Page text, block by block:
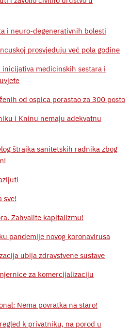
i neuro-degenerativnih bolesti
prosvjeduju već pola godine
inicijativa medicinskih sestara i
od ospica porastao za 300 posto
i Kninu nemaju adekvatnu
štrajka sanitetskih radnika zbog
sve!
Zahvalite kapitalizmu!
pandemije novog koronavirusa
ubija zdravstvene sustave
za komercijalizaciju
Nema povratka na staro!
k privatniku, na porod u